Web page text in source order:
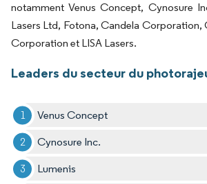
notamment Venus Concept, Cynosure
Lasers Ltd, Fotona, Candela Corporation,
Corporation et LISA Lasers.
Leaders du secteur du
Venus Concept
Cynosure Inc.
Lumenis